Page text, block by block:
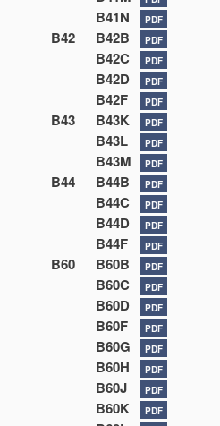
B41N PDF
B42 B42B PDF
B42C PDF
B42D PDF
B42F PDF
B43 B43K PDF
B43L PDF
B43M PDF
B44 B44B PDF
B44C PDF
B44D PDF
B44F PDF
B60 B60B PDF
B60C PDF
B60D PDF
B60F PDF
B60G PDF
B60H PDF
B60J PDF
B60K PDF